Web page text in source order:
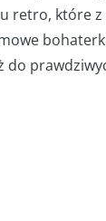
retro, które z
do